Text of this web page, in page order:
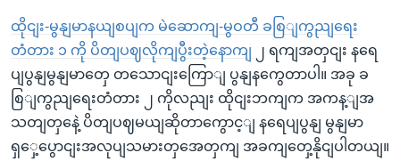
ထိုငျး-မွနျမာနယျစပျက မဲဆောကျ-မွဝတီ ခစြျကွညျရေး
တံတား ၁ ကို ပိတျပဈလိုကျပွီးတဲ့နောကျ ၂ ရကျအတှငျး နရေ
ပျပွနျမွနျမာတှေ တသောငျးကြောျ ပွနျနကွေတာပါ။ အခု ခ
စြျကွညျရေးတံတား ၂ ကိုလညျး ထိုငျးဘကျက အကန့ျအ
သတျတှနေဲ့ ပိတျပဈမယျဆိုတာကွောင့ျ နရေပျပွနျ မွနျမာ
ရှှေ့ပွောငျးအလုပျသမားတှအေတှကျ အခကျတှေ့နိုငျပါတယျ။